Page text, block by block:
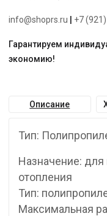
info@shoprs.ru +7
Гарантируем
экономию!
Описание
Тип:
Назначение:
отопления
Тип:
Максимальная